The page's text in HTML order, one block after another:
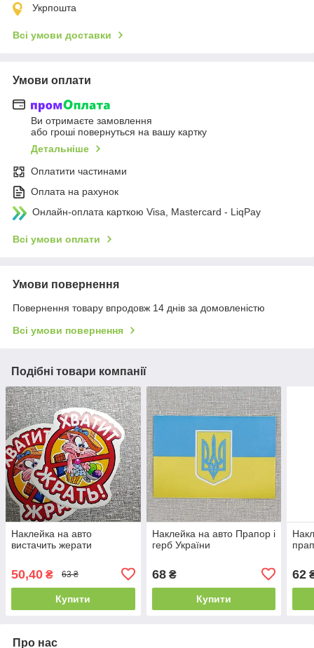
Укрпошта
Всі умови доставки
Умови оплати
Ви отримаєте замовлення
або гроші повернуться на вашу картку
Детальніше
Оплатити частинами
Оплата на рахунок
Онлайн-оплата карткою Visa, Mastercard - LiqPay
Всі умови оплати
Умови повернення
Повернення товару впродовж 14 днів за домовленістю
Всі умови повернення
Подібні товари компанії
Наклейка на авто
вистачить жерати
50,40 ₴ 63 ₴
Купити
Наклейка на авто Прапор і
герб України
68₴
Купити
62
Про нас